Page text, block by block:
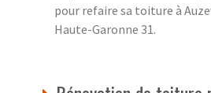
pour refaire sa toiture à
Haute-Garonne 31.